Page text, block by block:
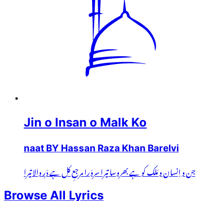
Jin o Insan o Malk Ko
naat BY Hassan Raza Khan Barelvi
جن و اِنسان و مَلک کو ہے بھروسا تیرا سروَرا مرجعِ کل ہے دَرِ والا تیرا
Browse All Lyrics